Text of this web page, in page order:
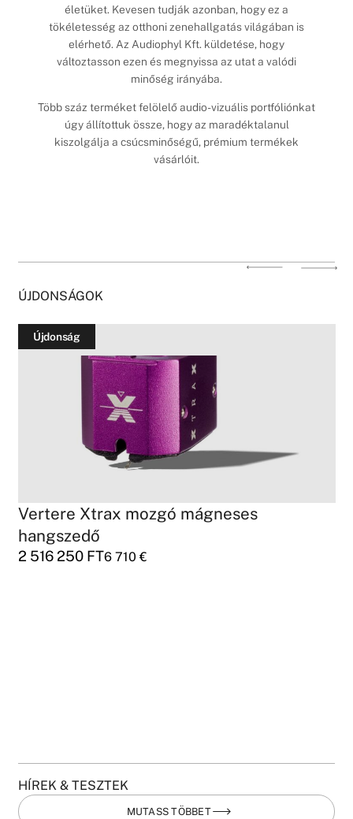
életüket. Kevesen tudják azonban, hogy ez a
tökéletesség az otthoni zenehallgatás világában is
elérhető. Az Audiophyl Kft. küldetése, hogy
változtasson ezen és megnyissa az utat a valódi
minőség irányába.
Több száz terméket felölelő audio-vizuális portfóliónkat
úgy állítottuk össze, hogy az maradéktalanul
kiszolgálja a csúcsminőségű, prémium termékek
vásárlóit.
ÚJDONSÁGOK
Újdonság
Vertere Xtrax mozgó mágneses
hangszedő
2 516 250 FT6 710€
HÍREK & TESZTEK
MUTASS TÖBBET